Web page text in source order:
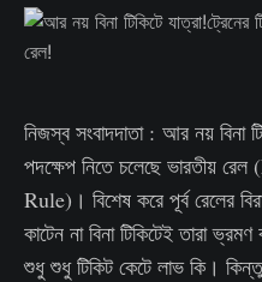
নিজস্ব সংবাদদাতা : আর নয় বিনা
পদক্ষেপ নিতে চলেছে ভারতীয়
Rule)। বিশেষ করে পূর্ব রেলের
কাটেন না বিনা টিকিটেই তারা
শুধু শুধু টিকিট কেটে লাভ কি।